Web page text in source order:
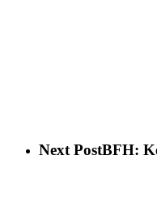
Next PostBFH: